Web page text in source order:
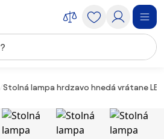
Stolná lampa hrdzavo hnedá vrátane